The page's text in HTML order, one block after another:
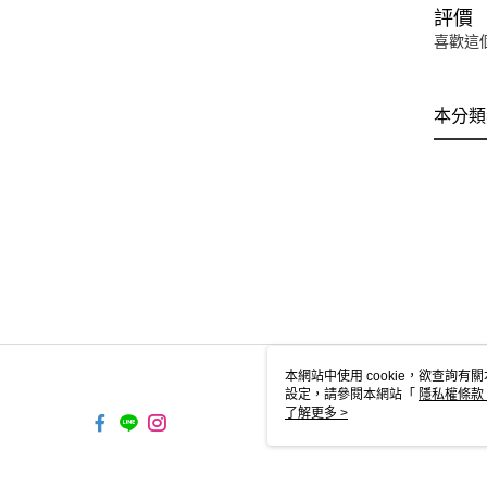
評價
喜歡這
本分
本網站中使用 cookie，欲查詢有
設定，請參閱本網站「 隱私權條款
使用 cookie。
了解更多 >